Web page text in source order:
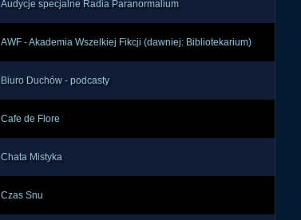
Audycje specjalne Radia Paranormalium
AWF - Akademia Wszelkiej Fikcji (dawniej: Bibliotekarium)
Biuro Duchów - podcasty
Cafe de Flore
Chata Mistyka
Czas Snu